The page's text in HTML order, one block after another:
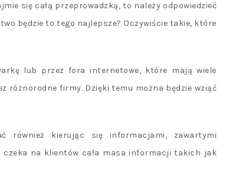
się całą przeprowadzką, to należy odpowiedzieć
będzie to tego najlepsze? Oczywiście takie, które
lub przez fora internetowe, które mają wiele
różnorodne firmy. Dzięki temu można będzie wziąć
również kierując się informacjami, zawartymi
czeka na klientów cała masa informacji takich jak